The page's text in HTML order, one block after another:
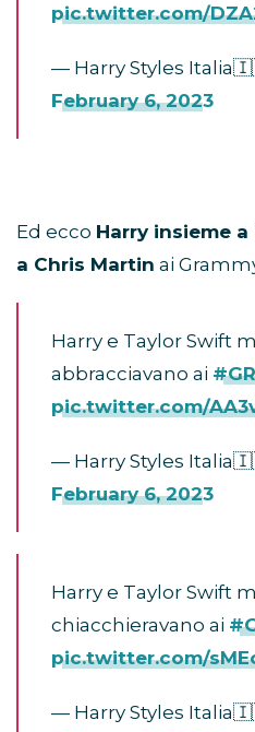
pic.twitter.com/
— Harry Styles
February 6, 2023
Ed ecco Harry insieme
a Chris Martin ai
Harry e Taylor Swift
abbracciavano ai
pic.twitter.com/
— Harry Styles
February 6, 2023
Harry e Taylor Swift
chiacchieravano ai
pic.twitter.com/
— Harry Styles